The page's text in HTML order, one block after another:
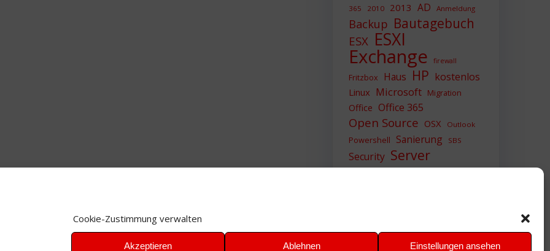
Cookie-Zustimmung verwalten
Akzeptieren Ablehnen Einstellungen ansehen
365 2010 2013 AD Anmeldung
Backup Bautagebuch
ESX ESXI
Exchange firewall
Fritzbox Haus HP kostenlos
Linux Microsoft Migration
Office Office 365
Open Source OSX Outlook
Powershell Sanierung SBS
Security Server
Sicherheit SIEM
VMWare VPN WAZUH